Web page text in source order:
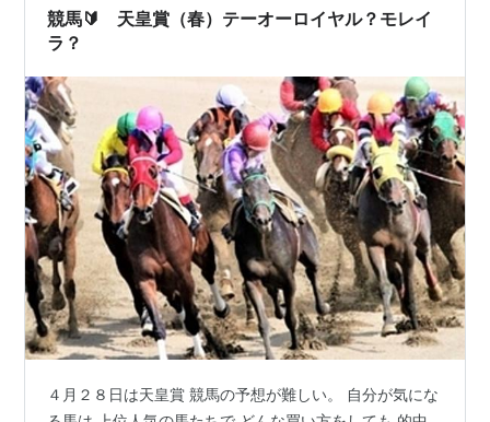
から 買っ…
競馬🔰 天皇賞（春）テーオーロイヤル？モレイ
ラ？
４月２８日は天皇賞 競馬の予想が難しい。 自分が気にな